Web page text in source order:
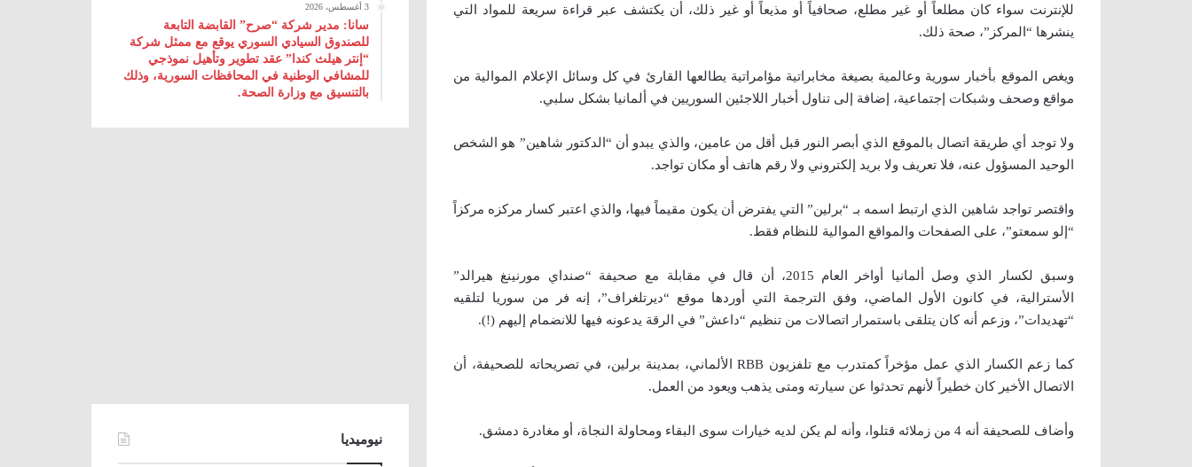
للإنترنت سواء كان مطلعاً أو غير مطلع، صحافياً أو مذيعاً أو غير ذلك، أن يكتشف عبر قراءة سريعة للمواد التي
ينشرها “المركز”، صحة ذلك.
ويغص الموقع بأخبار سورية وعالمية بصيغة مخابراتية مؤامراتية يطالعها القارئ في كل وسائل الإعلام الموالية من
مواقع وصحف وشبكات إجتماعية، إضافة إلى تناول أخبار اللاجئين السوريين في ألمانيا بشكل سلبي.
ولا توجد أي طريقة اتصال بالموقع الذي أبصر النور قبل أقل من عامين، والذي يبدو أن “الدكتور شاهين” هو الشخص
الوحيد المسؤول عنه، فلا تعريف ولا بريد إلكتروني ولا رقم هاتف أو مكان تواجد.
واقتصر تواجد شاهين الذي ارتبط اسمه بـ “برلين” التي يفترض أن يكون مقيماً فيها، والذي اعتبر كسار مركزه مركزاً
“إلو سمعتو”، على الصفحات والمواقع الموالية للنظام فقط.
وسبق لكسار الذي وصل ألمانيا أواخر العام 2015، أن قال في مقابلة مع صحيفة “صنداي مورنينغ هيرالد”
الأسترالية، في كانون الأول الماضي، وفق الترجمة التي أوردها موقع “ديرتلغراف”، إنه فر من سوريا لتلقيه
“تهديدات”، وزعم أنه كان يتلقى باستمرار اتصالات من تنظيم “داعش” في الرقة يدعونه فيها للانضمام إليهم (!).
كما زعم الكسار الذي عمل مؤخراً كمتدرب مع تلفزيون RBB الألماني، بمدينة برلين، في تصريحاته للصحيفة، أن
الاتصال الأخير كان خطيراً لأنهم تحدثوا عن سيارته ومتى يذهب ويعود من العمل.
وأضاف للصحيفة أنه 4 من زملائه قتلوا، وأنه لم يكن لديه خيارات سوى البقاء ومحاولة النجاة، أو مغادرة دمشق.
3 أغسطس، 2026
سانا: مدير شركة “صرح” القابضة التابعة
للصندوق السيادي السوري يوقع مع ممثل شركة
“إنتر هيلث كندا” عقد تطوير وتأهيل نموذجي
للمشافي الوطنية في المحافظات السورية، وذلك
بالتنسيق مع وزارة الصحة.
نيوميديا